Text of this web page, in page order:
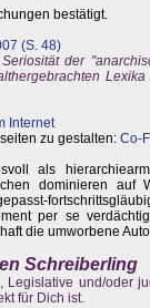
bestätigt.
(S. 48)
der
Internet
zu gestalten: Co-
als
dominieren
per se
die umworbene
Schreiberling
Legislative und/oder
für Dich ist.